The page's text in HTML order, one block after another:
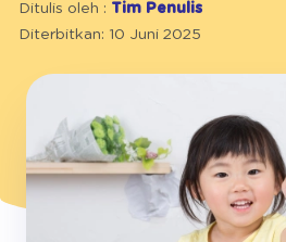
Ditulis oleh : Tim Penulis
Diterbitkan: 10 Juni 2025